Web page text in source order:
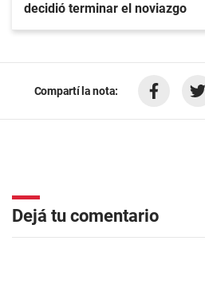
decidió terminar el noviazgo
Compartí la nota:
Dejá tu comentario